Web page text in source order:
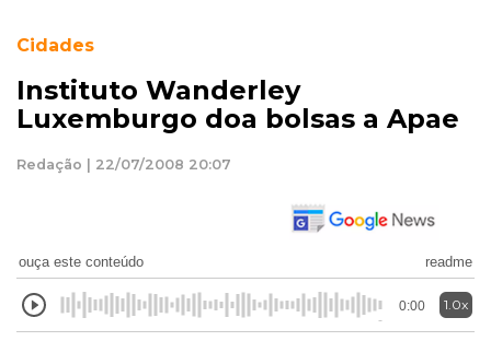
Cidades
Instituto Wanderley
Luxemburgo doa bolsas a Apae
Redação | 22/07/2008 20:07
ouça este conteúdo readme
0:00 1.0x